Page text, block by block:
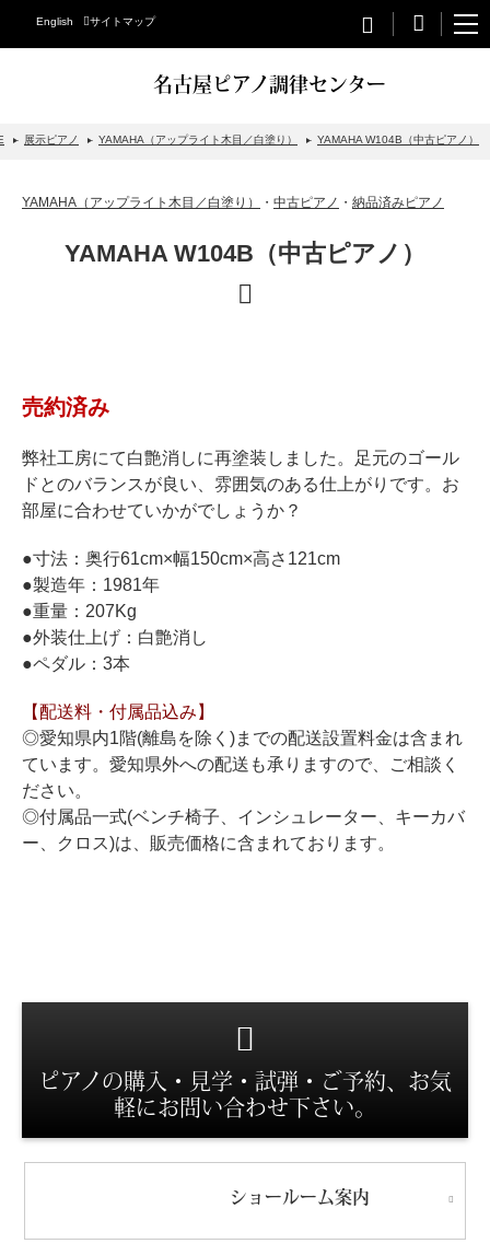
English サイトマップ
名古屋ピアノ調律センター
グランドピアノ
ベヒシュタイングランドピアノ
ベヒシュタインアップライトピアノ
ホフマングランドピアノ
中古ピアノ
調律
修理
タッチ・音色の調整
スタッフ紹介
展示ピアノ YAMAHA（アップライト木目／白塗り） YAMAHA W104B（中古ピアノ）
YAMAHA（アップライト木目／白塗り） ・ 中古ピアノ ・ 納品済みピアノ
YAMAHA W104B（中古ピアノ）
売約済み
弊社工房にて白艶消しに再塗装しました。足元のゴール
ドとのバランスが良い、雰囲気のある仕上がりです。お
部屋に合わせていかがでしょうか？
●寸法：奥行61cm×幅150cm×高さ121cm
●製造年：1981年
●重量：207Kg
●外装仕上げ：白艶消し
●ペダル：3本
【配送料・付属品込み】
◎愛知県内1階(離島を除く)までの配送設置料金は含まれ
ています。愛知県外への配送も承りますので、ご相談く
ださい。
◎付属品一式(ベンチ椅子、インシュレーター、キーカバ
ー、クロス)は、販売価格に含まれております。
ピアノの購入・見学・試弾・ご予約、お気
軽にお問い合わせ下さい。
ショールーム案内